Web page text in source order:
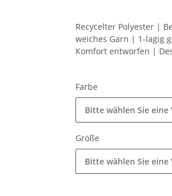
Recycelter Polyester |
weiches Garn | 1-lagig
Komfort entworfen |
Farbe
Bitte wählen Sie eine
Größe
Bitte wählen Sie eine